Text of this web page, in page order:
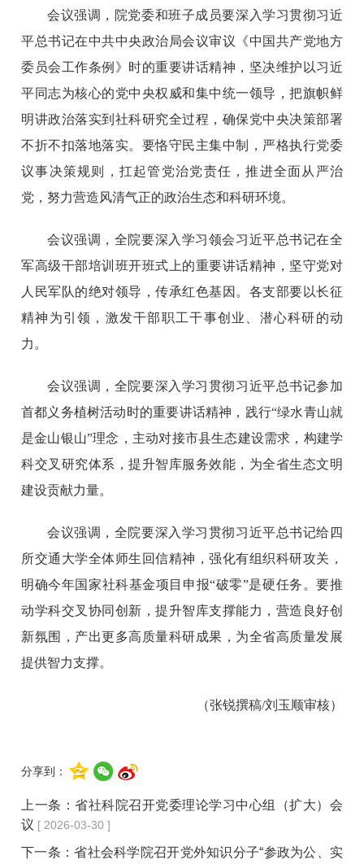
会议强调，院党委和班子成员要深入学习贯彻习近
平总书记在中共中央政治局会议审议《中国共产党地方
委员会工作条例》时的重要讲话精神，坚决维护以习近
平同志为核心的党中央权威和集中统一领导，把旗帜鲜
明讲政治落实到社科研究全过程，确保党中央决策部署
不折不扣落地落实。要恪守民主集中制，严格执行党委
议事决策规则，扛起管党治党责任，推进全面从严治
党，努力营造风清气正的政治生态和科研环境。
会议强调，全院要深入学习领会习近平总书记在全
军高级干部培训班开班式上的重要讲话精神，坚守党对
人民军队的绝对领导，传承红色基因。各支部要以长征
精神为引领，激发干部职工干事创业、潜心科研的动
力。
会议强调，全院要深入学习贯彻习近平总书记参加
首都义务植树活动时的重要讲话精神，践行“绿水青山就
是金山银山”理念，主动对接市县生态建设需求，构建学
科交叉研究体系，提升智库服务效能，为全省生态文明
建设贡献力量。
会议强调，全院要深入学习贯彻习近平总书记给四
所交通大学全体师生回信精神，强化有组织科研攻关，
明确今年国家社科基金项目申报“破零”是硬任务。要推
动学科交叉协同创新，提升智库支撑能力，营造良好创
新氛围，产出更多高质量科研成果，为全省高质量发展
提供智力支撑。
（张锐撰稿/刘玉顺审核）
分享到：
上一条：省社科院召开党委理论学习中心组（扩大）会
议 [ 2026-03-30 ]
下一条：省社会科学院召开党外知识分子“参政为公、实